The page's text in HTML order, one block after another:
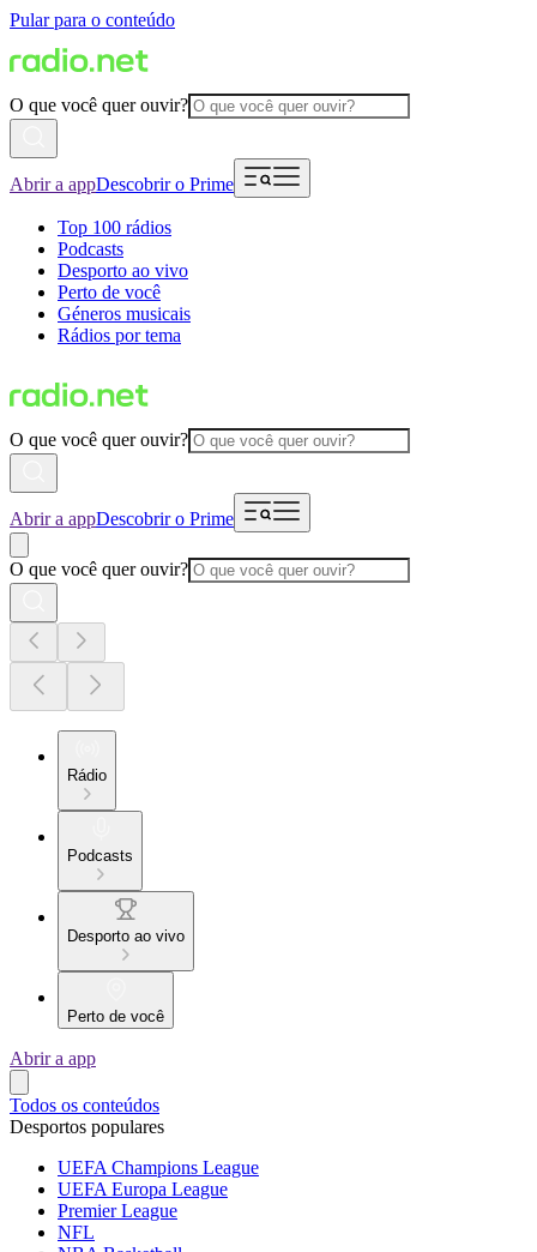
Pular para o conteúdo
O que você quer ouvir?
Abrir a appDescobrir o Prime
Top 100 rádios
Podcasts
Desporto ao vivo
Perto de você
Géneros musicais
Rádios por tema
O que você quer ouvir?
Abrir a appDescobrir o Prime
O que você quer ouvir?
Rádio
Podcasts
Desporto ao vivo
Perto de você
Abrir a app
Todos os conteúdos
Desportos populares
UEFA Champions League
UEFA Europa League
Premier League
NFL